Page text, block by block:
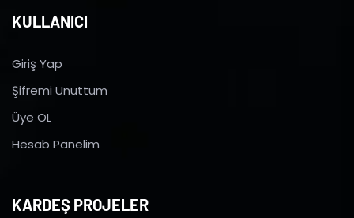
KULLANICI
Giriş Yap
Şifremi Unuttum
Üye OL
Hesab Panelim
KARDEŞ PROJELER